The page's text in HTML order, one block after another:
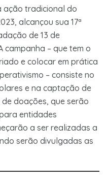
ação tradicional do
alcançou sua 17ª
de 13 de
campanha – que tem o
e colocar em prática
– consiste no
e na captação de
doações, que serão
entidades
a ser realizadas a
serão divulgadas as